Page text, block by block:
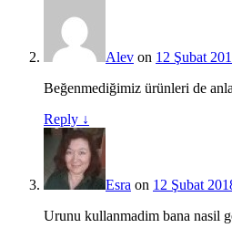
Alev on 12 Şubat
Beğenmediğimiz ürünleri de
Reply ↓
Esra on 12 Şubat
Urunu kullanmadim bana nasil